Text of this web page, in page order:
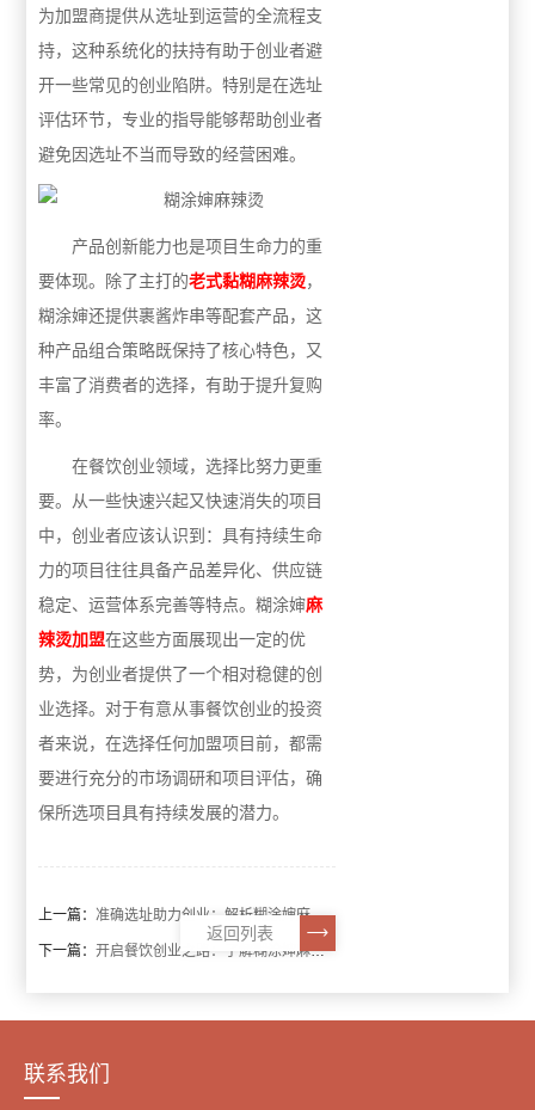
为加盟商提供从选址到运营的全流程支
持，这种系统化的扶持有助于创业者避
开一些常见的创业陷阱。特别是在选址
评估环节，专业的指导能够帮助创业者
避免因选址不当而导致的经营困难。
产品创新能力也是项目生命力的重
要体现。除了主打的老式黏糊麻辣烫，
糊涂婶还提供裹酱炸串等配套产品，这
种产品组合策略既保持了核心特色，又
丰富了消费者的选择，有助于提升复购
率。
在餐饮创业领域，选择比努力更重
要。从一些快速兴起又快速消失的项目
中，创业者应该认识到：具有持续生命
力的项目往往具备产品差异化、供应链
稳定、运营体系完善等特点。糊涂婶麻
辣烫加盟在这些方面展现出一定的优
势，为创业者提供了一个相对稳健的创
业选择。对于有意从事餐饮创业的投资
者来说，在选择任何加盟项目前，都需
要进行充分的市场调研和项目评估，确
保所选项目具有持续发展的潜力。
上一篇：准确选址助力创业：解析糊涂婶麻辣烫加盟的选址体系
下一篇：开启餐饮创业之路：了解糊涂婶麻辣烫加盟流程
返回列表
联系我们